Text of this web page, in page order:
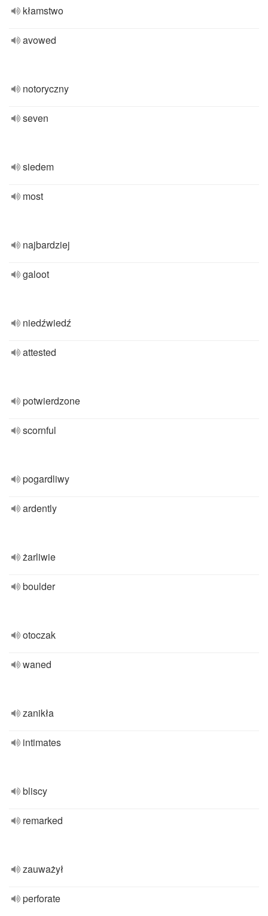
kłamstwo
avowed
notoryczny
seven
siedem
most
najbardziej
galoot
niedźwiedź
attested
potwierdzone
scornful
pogardliwy
ardently
żarliwie
boulder
otoczak
waned
zanikła
intimates
bliscy
remarked
zauważył
perforate